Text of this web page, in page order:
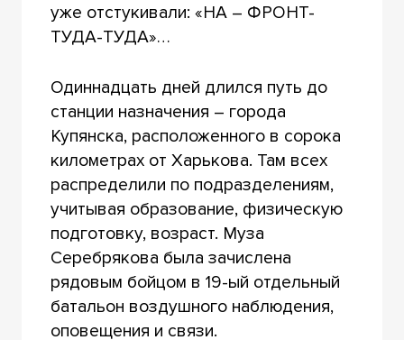
уже отстукивали: «НА – ФРОНТ-
ТУДА-ТУДА»…
Одиннадцать дней длился путь до
станции назначения – города
Купянска, расположенного в сорока
километрах от Харькова. Там всех
распределили по подразделениям,
учитывая образование, физическую
подготовку, возраст. Муза
Серебрякова была зачислена
рядовым бойцом в 19-ый отдельный
батальон воздушного наблюдения,
оповещения и связи.